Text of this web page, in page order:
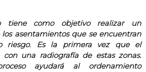
tiene como objetivo realizar un
asentamientos que se encuentran
riesgo. Es la primera vez que el
una radiografía de estas zonas.
ayudará al ordenamiento